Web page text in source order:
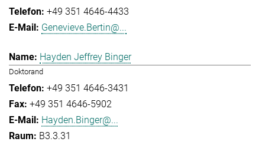
+49 351 4646-4433
Genevieve.Bertin@...
Hayden Jeffrey Binger
Doktorand
+49 351 4646-3431
+49 351 4646-5902
Hayden.Binger@...
B3.3.31